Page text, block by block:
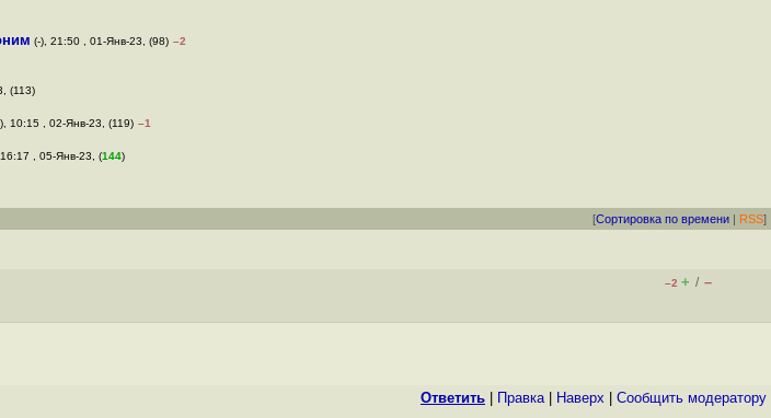
(-), 21:50 , 01-Янв-23, (98) –2
(113)
10:15 , 02-Янв-23, (119) –1
, 05-Янв-23, (144)
[Сортировка по времени | RSS]
–2 + / –
Ответить Правка| Наверх Cообщить модератору